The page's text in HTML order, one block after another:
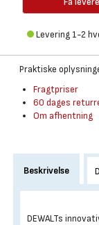
Levering 1-2
Praktiske
Fragtpriser
60 dages
Om afhentning
Beskrivelse
DEWALTs